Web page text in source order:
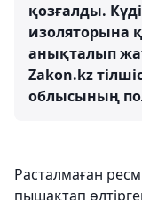
қозғалды.
изоляторына
анықталып
Zakon.kz
облысының
Расталмаған
пышақтап